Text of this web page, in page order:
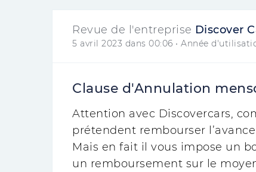
Revue de l'entreprise Discover
5 avril 2023 dans 00:06 • Année
Clause d'Annulation
Attention avec Discovercars,
prétendent rembourser
Mais en fait il vous impose un
un remboursement sur le